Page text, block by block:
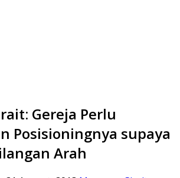
Gereja Perlu
Posisioningnya supaya
Arah